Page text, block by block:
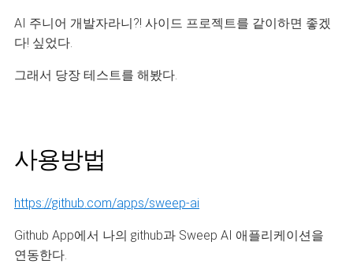
AI 주니어 개발자라니?! 사이드 프로젝트를 같이하면 좋겠
다! 싶었다.
그래서 당장 테스트를 해봤다.
사용방법
https://github.com/apps/sweep-ai
Github App에서 나의 github과 Sweep AI 애플리케이션을
연동한다.